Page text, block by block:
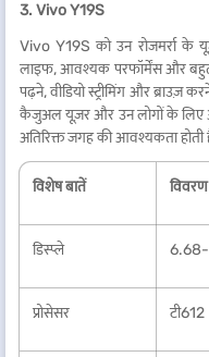
3. Vivo Y19S
Vivo Y19S को उन रोजमर्रा के
लाइफ, आवश्यक परफॉर्मेंस और बहुत
पढ़ने, वीडियो स्ट्रीमिंग और ब्राउज़
कैजुअल यूज़र और उन लोगों के लिए
अतिरिक्त जगह की आवश्यकता होती
विशेष बातें विवरण
डिस्प्ले
प्रोसेसर टी612